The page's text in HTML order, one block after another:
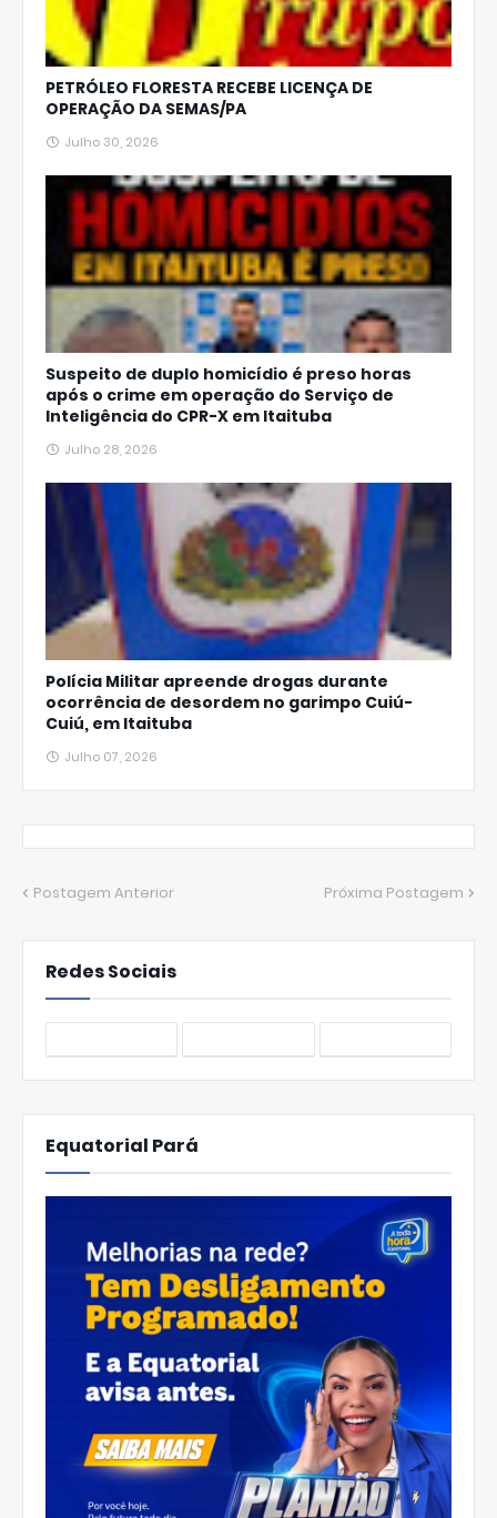
PETRÓLEO FLORESTA RECEBE LICENÇA DE
OPERAÇÃO DA SEMAS/PA
Julho 30, 2026
Suspeito de duplo homicídio é preso horas
após o crime em operação do Serviço de
Inteligência do CPR-X em Itaituba
Julho 28, 2026
Polícia Militar apreende drogas durante
ocorrência de desordem no garimpo Cuiú-
Cuiú, em Itaituba
Julho 07, 2026
Postagem Anterior Próxima Postagem
Redes Sociais
Equatorial Pará